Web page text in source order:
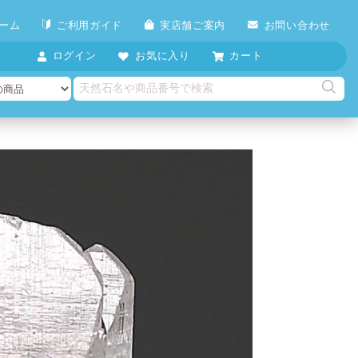
ム ご利用ガイド 実店舗ご案内 お問い合わせ
ログイン お気に入り カート